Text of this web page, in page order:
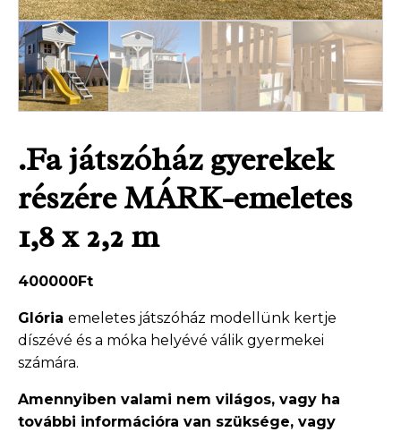
.Fa játszóház gyerekek
részére MÁRK-emeletes
1,8 x 2,2 m
400000Ft
Glória emeletes játszóház modellünk kertje
díszévé és a móka helyévé válik gyermekei
számára.
Amennyiben valami nem világos, vagy ha
további információra van szüksége, vagy